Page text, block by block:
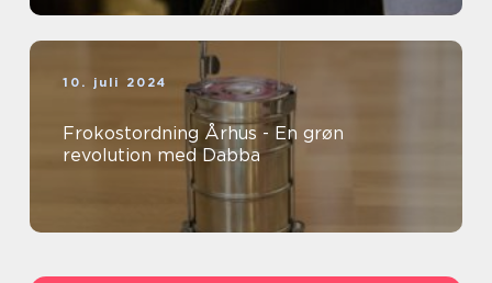
10. juli 2024
Frokostordning Århus - En grøn
revolution med Dabba